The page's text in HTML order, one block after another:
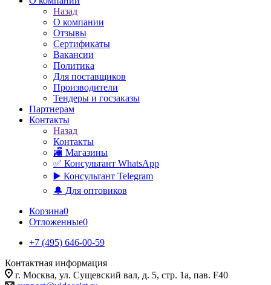
Назад
О компании
Отзывы
Сертификаты
Вакансии
Политика
Для поставщиков
Производители
Тендеры и госзаказы
Партнерам
Контакты
Назад
Контакты
🏬 Магазины
✅️ Консультант WhatsApp
▶️ Консультант Telegram
🔔 Для оптовиков
Корзина0
Отложенные0
+7 (495) 646-00-59
Контактная информация
г. Москва, ул. Сущевский вал, д. 5, стр. 1а, пав. F40